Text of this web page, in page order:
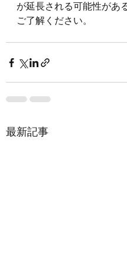
が延長される可能性があ
ご了解ください。
最新記事